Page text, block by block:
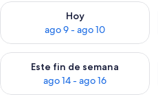
Hoy
ago 9 - ago 10
Consulta la disponibilidad para
Este fin de semana
ago 14 - ago 16
Consulta la disponibilidad para